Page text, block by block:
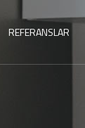
REFERANSLAR